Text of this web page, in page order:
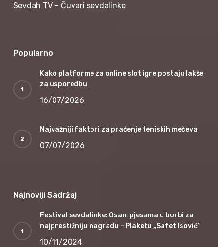
Sevdah TV – Čuvari sevdalinke
Popularno
Kako platforme za online slot igre postaju lakše
za usporedbu
16/07/2026
Najvažniji faktori za praćenje teniskih mečeva
07/07/2026
Najnoviji Sadržaj
Festival sevdalinke: Osam pjesama u borbi za
najprestižniju nagradu – Plaketu „Safet Isović“
10/11/2024